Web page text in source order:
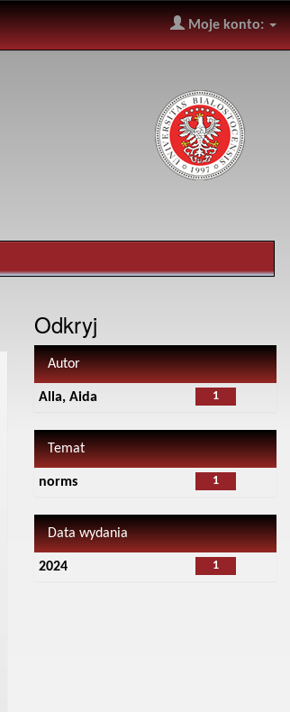
Moje konto:
Odkryj
Autor
1
Alla, Aida
Temat
1
norms
Data wydania
1
2024